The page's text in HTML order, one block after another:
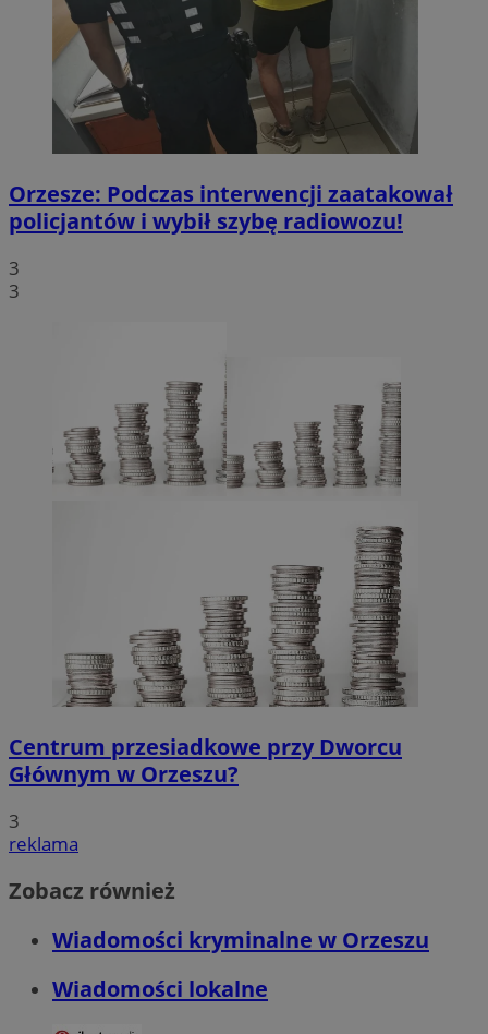
Orzesze: Podczas interwencji zaatakował
policjantów i wybił szybę radiowozu!
3
3
Centrum przesiadkowe przy Dworcu
Głównym w Orzeszu?
3
reklama
Zobacz również
Wiadomości kryminalne w Orzeszu
Wiadomości lokalne